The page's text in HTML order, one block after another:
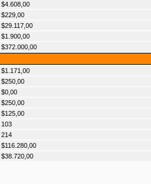
$4.608,00
$229,00
$29.117,00
$1.900,00
$372.000,00
$1.171,00
$250,00
$0,00
$250,00
$125,00
103
214
$116.280,00
$38.720,00